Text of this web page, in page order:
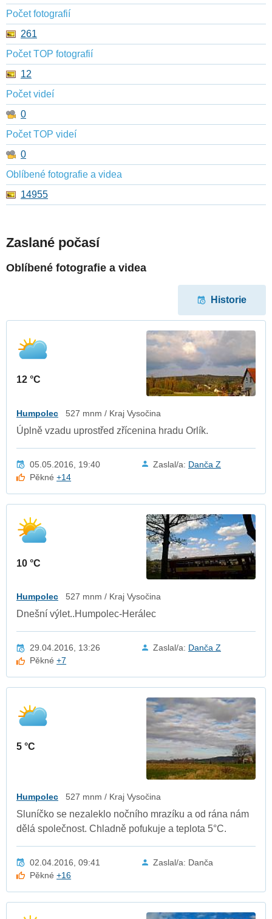
Počet fotografií
261
Počet TOP fotografií
12
Počet videí
0
Počet TOP videí
0
Oblíbené fotografie a videa
14955
Zaslané počasí
Oblíbené fotografie a videa
Historie
12 °C
Humpolec 527 mnm / Kraj Vysočina
Úplně vzadu uprostřed zřícenina hradu Orlík.
05.05.2016, 19:40 Zaslal/a: Danča Z
Pěkné+14
10 °C
Humpolec 527 mnm / Kraj Vysočina
Dnešní výlet..Humpolec-Herálec
29.04.2016, 13:26 Zaslal/a: Danča Z
Pěkné+7
5 °C
Humpolec 527 mnm / Kraj Vysočina
Sluníčko se nezaleklo nočního mrazíku a od rána nám
dělá společnost. Chladně pofukuje a teplota 5°C.
02.04.2016, 09:41
Zaslal/a: Danča
Pěkné+16